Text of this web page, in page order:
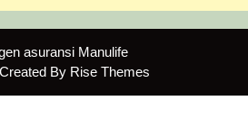
asuransi Manulife
Created By Rise Themes